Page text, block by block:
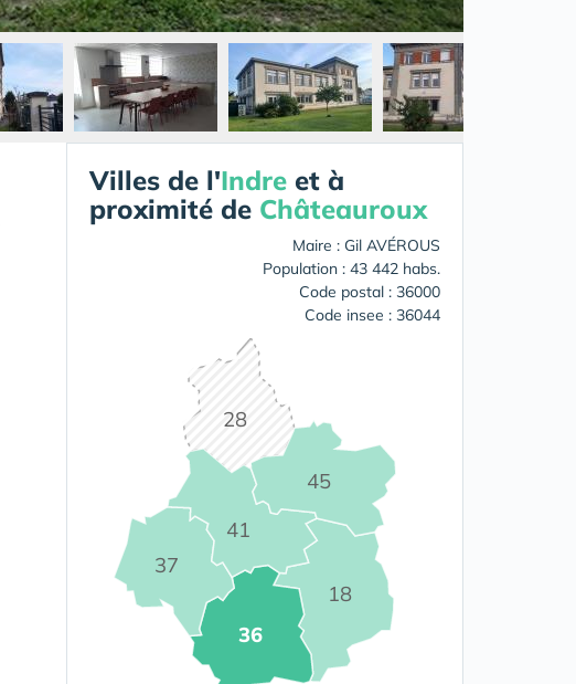
Villes de l'Indre et à
proximité de Châteauroux
Maire : Gil AVÉROUS
Population : 43 442 habs.
Code postal : 36000
Code insee : 36044
18
28
36
37
41
45